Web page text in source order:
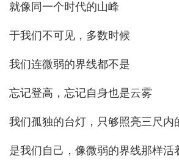
就像同一个时代的山峰
于我们不可见，多数时候
我们连微弱的界线都不是
忘记登高，忘记自身也是云雾
我们孤独的台灯，只够照亮三尺内
是我们自己，像微弱的界线那样活